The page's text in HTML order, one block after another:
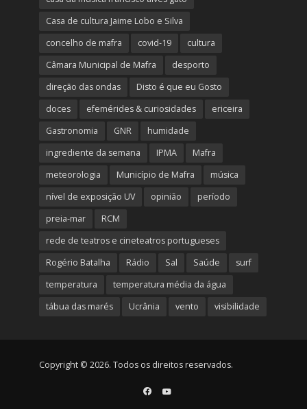
Casa de cultura Jaime Lobo e Silva
concelho de mafra
covid-19
cultura
Câmara Municipal de Mafra
desporto
direção das ondas
Disto é que eu Gosto
doces
efemérides & curiosidades
ericeira
Gastronomia
GNR
humidade
ingrediente da semana
IPMA
Mafra
meteorologia
Município de Mafra
música
nível de exposição UV
opinião
período
preia-mar
RCM
rede de teatros e cineteatros portugueses
Rogério Batalha
Rádio Sal Saúde
surf
temperatura
temperatura média da água
tábua das marés
Ucrânia vento visibilidade
Copyright © 2026. Todos os direitos reservados.